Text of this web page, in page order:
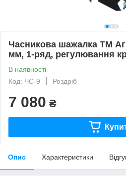
Часникова шажалка ТМ
мм, 1-ряд, регулювання
В наявності
Код: ЧС-9
Роздріб
7 080 ₴
Опис Характеристики